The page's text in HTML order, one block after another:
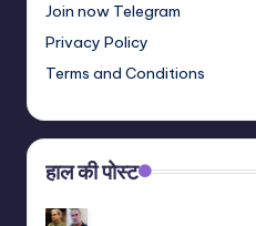
Join now Telegram
Privacy Policy
Terms and Conditions
हाल की पोस्ट